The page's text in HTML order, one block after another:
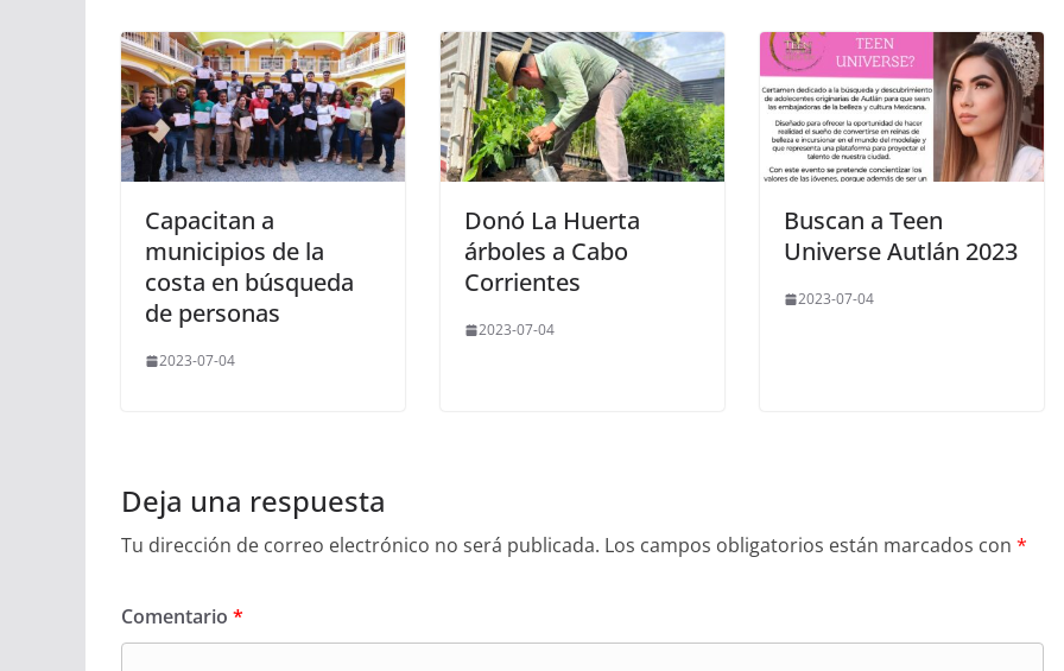
Capacitan a
municipios de la
costa en búsqueda
de personas
2023-07-04
Donó La Huerta
árboles a Cabo
Corrientes
2023-07-04
Buscan a Teen
Universe Autlán 2023
2023-07-04
Deja una respuesta
Tu dirección de correo electrónico no será publicada. Los campos obligatorios están marcados con *
Comentario *